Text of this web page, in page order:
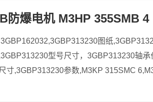
防爆电机 M3HP 355SMB 4
图纸
型号尺寸，3GBP313230轴
寸,3GBP313230参数,M3KP 315SMC